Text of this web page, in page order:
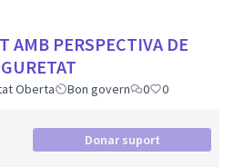
AMB PERSPECTIVA DE
Oberta Bon govern 0 0
Donar suport